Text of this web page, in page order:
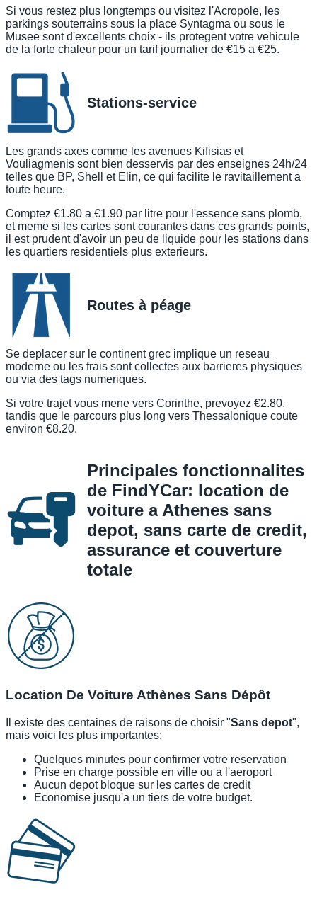
Si vous restez plus longtemps ou visitez l'Acropole, les
parkings souterrains sous la place Syntagma ou sous le
Musee sont d'excellents choix - ils protegent votre vehicule
de la forte chaleur pour un tarif journalier de €15 a €25.
Stations-service
Les grands axes comme les avenues Kifisias et
Vouliagmenis sont bien desservis par des enseignes 24h/24
telles que BP, Shell et Elin, ce qui facilite le ravitaillement a
toute heure.
Comptez €1.80 a €1.90 par litre pour l'essence sans plomb,
et meme si les cartes sont courantes dans ces grands points,
il est prudent d'avoir un peu de liquide pour les stations dans
les quartiers residentiels plus exterieurs.
Routes à péage
Se deplacer sur le continent grec implique un reseau
moderne ou les frais sont collectes aux barrieres physiques
ou via des tags numeriques.
Si votre trajet vous mene vers Corinthe, prevoyez €2.80,
tandis que le parcours plus long vers Thessalonique coute
environ €8.20.
Principales fonctionnalites
de FindYCar: location de
voiture a Athenes sans
depot, sans carte de credit,
assurance et couverture
totale
Location De Voiture Athènes Sans Dépôt
Il existe des centaines de raisons de choisir "Sans depot",
mais voici les plus importantes:
Quelques minutes pour confirmer votre reservation
Prise en charge possible en ville ou a l'aeroport
Aucun depot bloque sur les cartes de credit
Economise jusqu'a un tiers de votre budget.